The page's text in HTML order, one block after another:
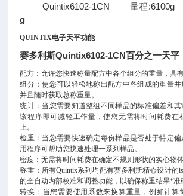
Quintix6102-1CN 量程
g
QUINTIX电子天平功能
赛多利斯Quintix6102-1CN百分之一天平
配方：允许您快速称量配方中各个组分的重量，具有
组分：使您可以轻松地称出配方中各组成的重量并
并且随时获取总称重量。
统计：当您需要知道整组不同样品的标准偏差和
该程序即可减轻工作量，使您无需将时间耗费在
上。
检重：当您需要快速确定每份样品是否处于特定
用程序可帮助您快速处理一系列样品。
密度：无需将时间耗费在确定不规则形状的实心物体
称重：所有Quintix系列均配有赛多利斯精心设计的
的全自动内部校准和调整功能，以确保称重结果*准
转换：当您需要使用系数来换算重量，例如计算